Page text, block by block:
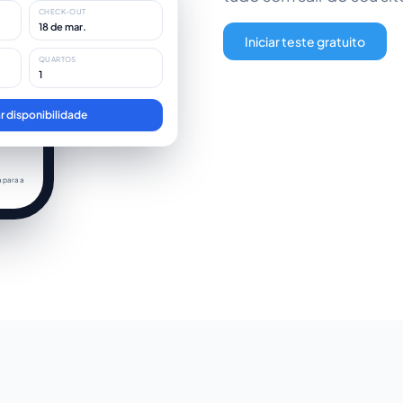
todas
para a
CHECK-OUT
18 de mar.
QUARTOS
1
disponibilidade
Iniciar teste gratuito